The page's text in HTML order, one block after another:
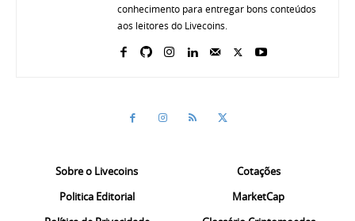
conhecimento para entregar bons conteúdos
aos leitores do Livecoins.
Sobre o Livecoins
Politica Editorial
Cotações
MarketCap